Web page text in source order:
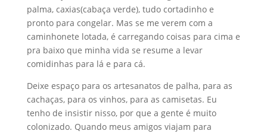
palma, caxias(cabaça verde), tudo cortadinho e
pronto para congelar. Mas se me verem com a
caminhonete lotada, é carregando coisas para cima e
pra baixo que minha vida se resume a levar
comidinhas para lá e para cá.
Deixe espaço para os artesanatos de palha, para as
cachaças, para os vinhos, para as camisetas. Eu
tenho de insistir nisso, por que a gente é muito
colonizado. Quando meus amigos viajam para